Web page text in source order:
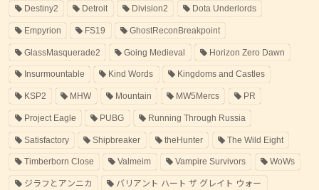
Destiny2 Detroit Division2 Dota Underlords
Empyrion FS19 GhostReconBreakpoint
GlassMasquerade2 Going Medieval Horizon Zero Dawn
Insurmountable Kind Words Kingdoms and Castles
KSP2 MHW Mountain MW5Mercs PR
Project Eagle PUBG Running Through Russia
Satisfactory Shipbreaker theHunter The Wild Eight
Timberborn Close Valmeim Vampire Survivors WoWs
ジラフとアンニカ バリアント ハート ザ グレイト ウォー